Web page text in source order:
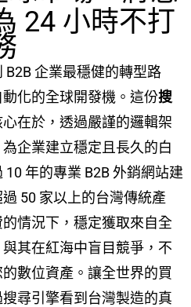
24 小時不打
企業最穩健的轉型路
化的全球開發機。這份搜
在於，透過嚴謹的邏輯架
企業建立穩定且長久的白
年的專業 B2B 外銷網站建
50 家以上的台灣傳統產
情況下，穩定獲取來自全
其在紅海中盲目競爭，不
數位資產。讓全世界的買
尋引擎看到台灣製造的真